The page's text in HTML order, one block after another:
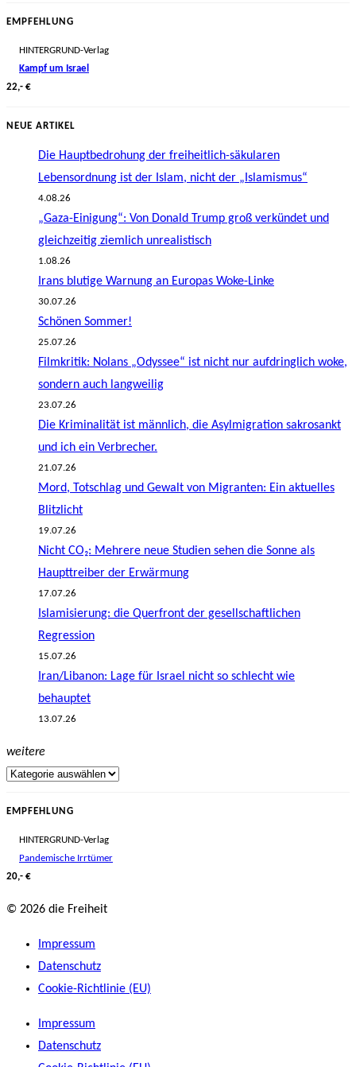
EMPFEHLUNG
HINTERGRUND-Verlag
Kampf um Israel
22,- €
NEUE ARTIKEL
Die Hauptbedrohung der freiheitlich-säkularen
Lebensordnung ist der Islam, nicht der „Islamismus“
4.08.26
„Gaza-Einigung“: Von Donald Trump groß verkündet und
gleichzeitig ziemlich unrealistisch
1.08.26
Irans blutige Warnung an Europas Woke-Linke
30.07.26
Schönen Sommer!
25.07.26
Filmkritik: Nolans „Odyssee“ ist nicht nur aufdringlich woke,
sondern auch langweilig
23.07.26
Die Kriminalität ist männlich, die Asylmigration sakrosankt
und ich ein Verbrecher.
21.07.26
Mord, Totschlag und Gewalt von Migranten: Ein aktuelles
Blitzlicht
19.07.26
Nicht CO₂: Mehrere neue Studien sehen die Sonne als
Haupttreiber der Erwärmung
17.07.26
Islamisierung: die Querfront der gesellschaftlichen
Regression
15.07.26
Iran/Libanon: Lage für Israel nicht so schlecht wie
behauptet
13.07.26
weitere
EMPFEHLUNG
HINTERGRUND-Verlag
Pandemische Irrtümer
20,- €
© 2026 die Freiheit
Impressum
Datenschutz
Cookie-Richtlinie (EU)
Impressum
Datenschutz